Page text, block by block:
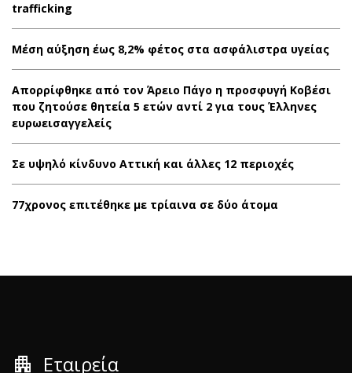
trafficking
Μέση αύξηση έως 8,2% φέτος στα ασφάλιστρα υγείας
Απορρίφθηκε από τον Άρειο Πάγο η προσφυγή Κοβέσι
που ζητούσε θητεία 5 ετών αντί 2 για τους Έλληνες
ευρωεισαγγελείς
Σε υψηλό κίνδυνο Αττική και άλλες 12 περιοχές
77χρονος επιτέθηκε με τρίαινα σε δύο άτομα
apartment Εταιρεία